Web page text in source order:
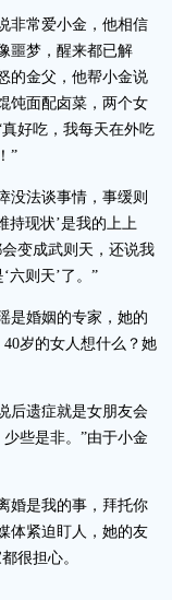
非常爱小金，他相信
噩梦，醒来都已解
的金父，他帮小金说
饨面配卤菜，两个女
好吃，我每天在外吃
”
法谈事情，事缓则
持现状’是我的上上
变成武则天，还说我
六则天’了。”
婚姻的专家，她的
岁的女人想什么？她
后遗症就是女朋友会
些是非。”由于小金
婚是我的事，拜托你
体紧迫盯人，她的友
很担心。